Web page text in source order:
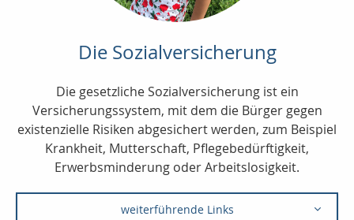
Die Sozialversicherung
Die gesetzliche Sozialversicherung ist ein
Versicherungssystem, mit dem die Bürger gegen
existenzielle Risiken abgesichert werden, zum Beispiel
Krankheit, Mutterschaft, Pflegebedürftigkeit,
Erwerbsminderung oder Arbeitslosigkeit.
weiterführende Links